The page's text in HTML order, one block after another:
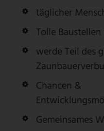
täglicher
Tolle
werde Teil des
Chancen &
Gemeinsames